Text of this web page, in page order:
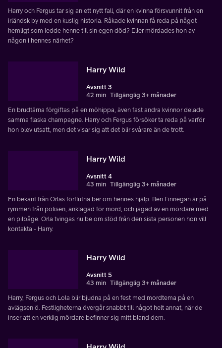
Harry och Fergus tar sig an ett nytt fall, där en kvinna försvunnit från en
irländsk by med en kuslig historia. Råkade kvinnan få reda på något
hemligt som ledde henne till sin egen död? Eller mördades hon av
någon i hennes närhet?
Harry Wild
Avsnitt 3
42 min Tillgänglig 3+ månader
En brudtärna förgiftas på en möhippa, även fast andra kvinnor delade
samma flaska champagne. Harry och Fergus försöker ta reda på varför
hon blev utsatt, men det visar sig att det blir svårare än de trott.
Harry Wild
Avsnitt 4
43 min Tillgänglig 3+ månader
En bekant från Orlas förflutna ber om hennes hjälp. Ben Finnegan är på
rymmen från polisen, anklagad för mord, och jagad av en mördare med
en pilbåge. Orla tvingas nu be om stöd från den sista personen hon vill
kontakta - Harry.
Harry Wild
Avsnitt 5
43 min Tillgänglig 3+ månader
Harry, Fergus och Lola blir bjudna på en fest med mordtema på en
avlägsen ö. Festligheterna övergår snabbt till något helt annat, när de
inser att en verklig mördare befinner sig mitt bland dem.